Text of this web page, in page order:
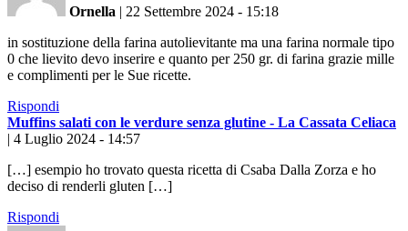
Ornella | 22 Settembre 2024 - 15:18
in sostituzione della farina autolievitante ma una farina normale tipo
0 che lievito devo inserire e quanto per 250 gr. di farina grazie mille
e complimenti per le Sue ricette.
Rispondi
Muffins salati con le verdure senza glutine - La Cassata Celiaca
| 4 Luglio 2024 - 14:57
[…] esempio ho trovato questa ricetta di Csaba Dalla Zorza e ho
deciso di renderli gluten […]
Rispondi